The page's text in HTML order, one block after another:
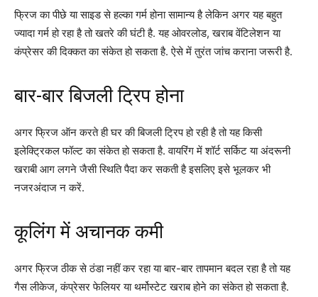
फ्रिज का पीछे या साइड से हल्का गर्म होना सामान्य है लेकिन अगर यह बहुत
ज्यादा गर्म हो रहा है तो खतरे की घंटी है. यह ओवरलोड, खराब वेंटिलेशन या
कंप्रेसर की दिक्कत का संकेत हो सकता है. ऐसे में तुरंत जांच कराना जरूरी है.
बार-बार बिजली ट्रिप होना
अगर फ्रिज ऑन करते ही घर की बिजली ट्रिप हो रही है तो यह किसी
इलेक्ट्रिकल फॉल्ट का संकेत हो सकता है. वायरिंग में शॉर्ट सर्किट या अंदरूनी
खराबी आग लगने जैसी स्थिति पैदा कर सकती है इसलिए इसे भूलकर भी
नजरअंदाज न करें.
कूलिंग में अचानक कमी
अगर फ्रिज ठीक से ठंडा नहीं कर रहा या बार-बार तापमान बदल रहा है तो यह
गैस लीकेज, कंप्रेसर फेलियर या थर्मोस्टेट खराब होने का संकेत हो सकता है.